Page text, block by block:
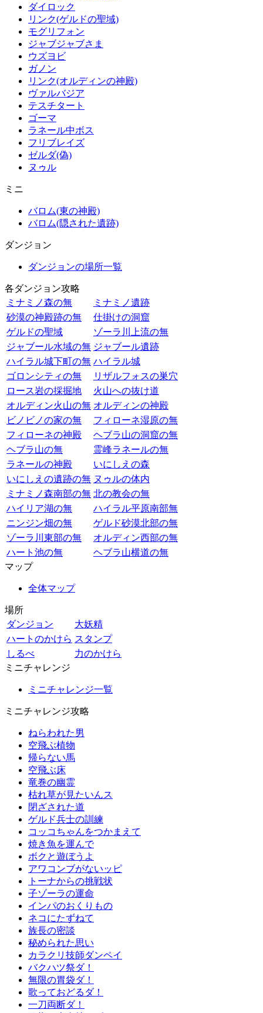
ダイロック
リンク(ゲルドの聖域)
モグリフォン
ジャブジャブさま
ウズヨビ
ガノン
リンク(オルディンの神殿)
ヴァルバジア
テスチタート
ゴーマ
ラネール中ボス
フリブレイズ
ゼルダ(偽)
ヌゥル
ミニ
バロム(東の神殿)
バロム(隠された遺跡)
ダンジョン
ダンジョンの場所一覧
各ダンジョン攻略
ミナミノ森の無
ミナミノ遺跡
砂漠の神殿跡の無
仕掛けの洞窟
ゲルドの聖域
ゾーラ川上流の無
ジャブール水域の無 ジャブール遺跡
ハイラル城下町の無 ハイラル城
ゴロンシティの無
リザルフォスの巣穴
ロース岩の採掘地
火山への抜け道
オルディン火山の無 オルディンの神殿
ビノビノの家の無
フィローネ湿原の無
フィローネの神殿
ヘブラ山の洞窟の無
ヘブラ山の無
霊峰ラネールの無
ラネールの神殿
いにしえの森
いにしえの遺跡の無 ヌゥルの体内
ミナミノ森南部の無 北の教会の無
ハイリア湖の無
ハイラル平原南部無
ニンジン畑の無
ゲルド砂漠北部の無
ゾーラ川東部の無
オルディン西部の無
ハート池の無
ヘブラ山横道の無
マップ
全体マップ
場所
ダンジョン
大妖精
ハートのかけら スタンプ
しるべ
力のかけら
ミニチャレンジ
ミニチャレンジ一覧
ミニチャレンジ攻略
ねらわれた男
空飛ぶ植物
帰らない馬
空飛ぶ床
竜巻の幽霊
枯れ草が見たいんス
閉ざされた道
ゲルド兵士の訓練
コッコちゃんをつかまえて
焼き魚を運んで
ボクと遊ぼうよ
アワコンブがないッピ
トーナからの挑戦状
子ゾーラの運命
インパのおくりもの
ネコにたずねて
族長の密談
秘められた思い
カラクリ技師ダンペイ
バクハツ祭ダ！
無限の胃袋ダ！
歌っておどるダ！
一刀両断ダ！